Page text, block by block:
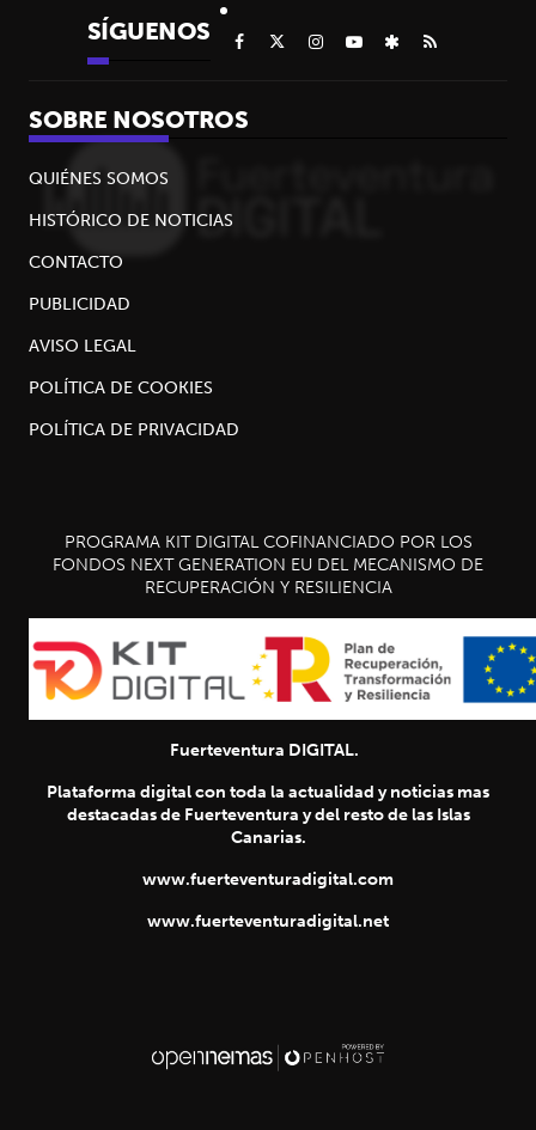
SÍGUENOS
SOBRE NOSOTROS
QUIÉNES SOMOS
HISTÓRICO DE NOTICIAS
CONTACTO
PUBLICIDAD
AVISO LEGAL
POLÍTICA DE COOKIES
POLÍTICA DE PRIVACIDAD
PROGRAMA KIT DIGITAL COFINANCIADO POR LOS
FONDOS NEXT GENERATION EU DEL MECANISMO DE
RECUPERACIÓN Y RESILIENCIA
Fuerteventura DIGITAL.
Plataforma digital con toda la actualidad y noticias mas
destacadas de Fuerteventura y del resto de las Islas
Canarias.
www.fuerteventuradigital.com
www.fuerteventuradigital.net